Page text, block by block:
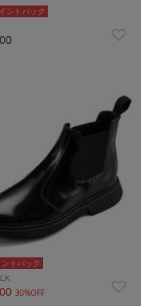
ントバック
トバック
30%OFF